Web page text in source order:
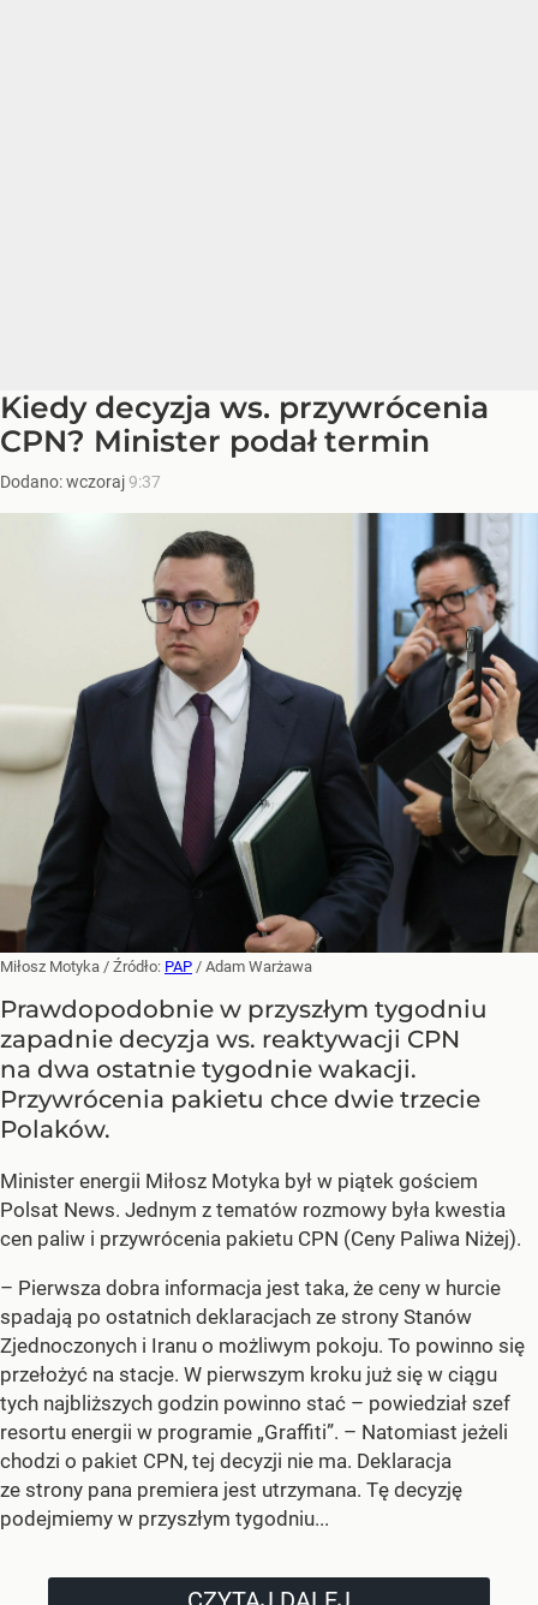
Kiedy decyzja ws. przywrócenia
CPN? Minister podał termin
Dodano:wczoraj9:37
Miłosz Motyka / Źródło: PAP / Adam Warżawa
Prawdopodobnie w przyszłym tygodniu
zapadnie decyzja ws. reaktywacji CPN
na dwa ostatnie tygodnie wakacji.
Przywrócenia pakietu chce dwie trzecie
Polaków.
Minister energii Miłosz Motyka był w piątek gościem
Polsat News. Jednym z tematów rozmowy była kwestia
cen paliw i przywrócenia pakietu CPN (Ceny Paliwa Niżej).
– Pierwsza dobra informacja jest taka, że ceny w hurcie
spadają po ostatnich deklaracjach ze strony Stanów
Zjednoczonych i Iranu o możliwym pokoju. To powinno się
przełożyć na stacje. W pierwszym kroku już się w ciągu
tych najbliższych godzin powinno stać – powiedział szef
resortu energii w programie „Graffiti”. – Natomiast jeżeli
chodzi o pakiet CPN, tej decyzji nie ma. Deklaracja
ze strony pana premiera jest utrzymana. Tę decyzję
podejmiemy w przyszłym tygodniu...